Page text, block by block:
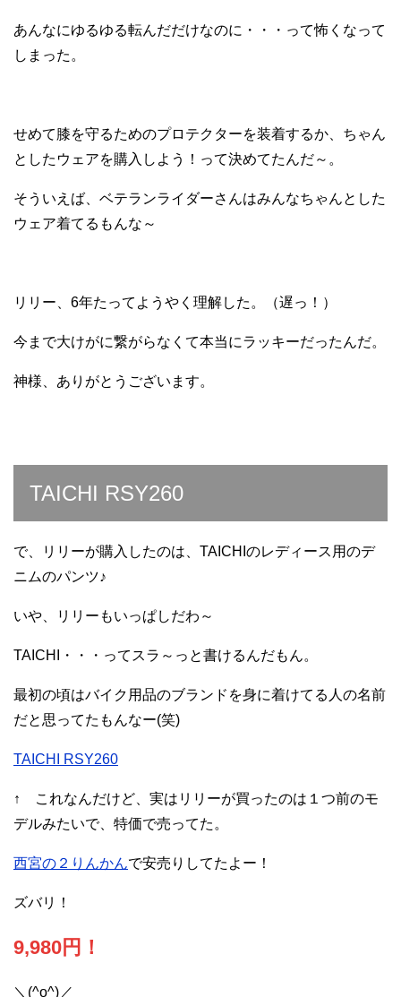
あんなにゆるゆる転んだだけなのに・・・って怖くなって
しまった。
せめて膝を守るためのプロテクターを装着するか、ちゃん
としたウェアを購入しよう！って決めてたんだ～。
そういえば、ベテランライダーさんはみんなちゃんとした
ウェア着てるもんな～
リリー、6年たってようやく理解した。（遅っ！）
今まで大けがに繋がらなくて本当にラッキーだったんだ。
神様、ありがとうございます。
TAICHI RSY260
で、リリーが購入したのは、TAICHIのレディース用のデ
ニムのパンツ♪
いや、リリーもいっぱしだわ～
TAICHI・・・ってスラ～っと書けるんだもん。
最初の頃はバイク用品のブランドを身に着けてる人の名前
だと思ってたもんなー(笑)
TAICHI RSY260
↑ これなんだけど、実はリリーが買ったのは１つ前のモ
デルみたいで、特価で売ってた。
西宮の２りんかんで安売りしてたよー！
ズバリ！
9,980円！
＼(^o^)／